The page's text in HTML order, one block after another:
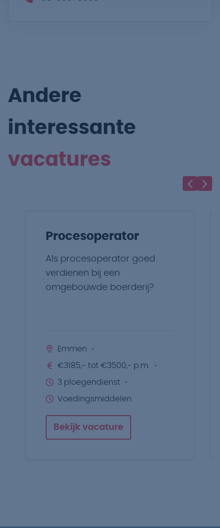
Andere
interessante
vacatures
Procesoperator
Als procesoperator goed
verdienen bij een
omgebouwde boerderij?
Emmen
€3185,- tot €3500,- p.m.
3 ploegendienst
Voedingsmiddelen
Bekijk vacature